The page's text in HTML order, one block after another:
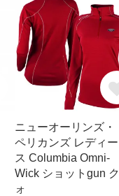
ニューオーリンズ・
ペリカンズ レディー
ス Columbia Omni-
Wick ショットgun ク
ォ